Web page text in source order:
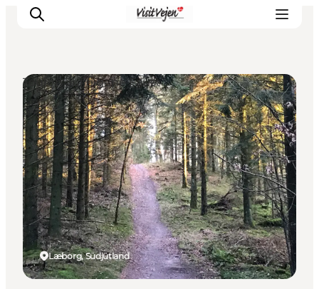
Restaurants
Schlafen
Nature
Städte
Events
Explore
Læborg, Südjütland
Touren auf eigene Faust